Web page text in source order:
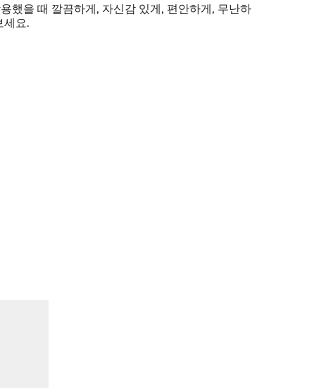
했을 때 깔끔하게, 자신감 있게, 편안하게, 무난하
세요.